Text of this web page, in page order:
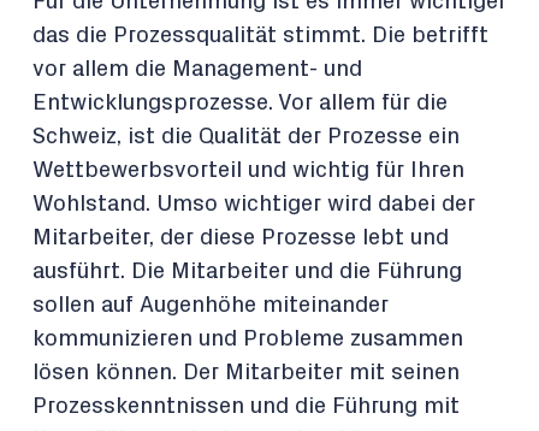
das die Prozessqualität stimmt. Die betrifft
vor allem die Management- und
Entwicklungsprozesse. Vor allem für die
Schweiz, ist die Qualität der Prozesse ein
Wettbewerbsvorteil und wichtig für Ihren
Wohlstand. Umso wichtiger wird dabei der
Mitarbeiter, der diese Prozesse lebt und
ausführt. Die Mitarbeiter und die Führung
sollen auf Augenhöhe miteinander
kommunizieren und Probleme zusammen
lösen können. Der Mitarbeiter mit seinen
Prozesskenntnissen und die Führung mit